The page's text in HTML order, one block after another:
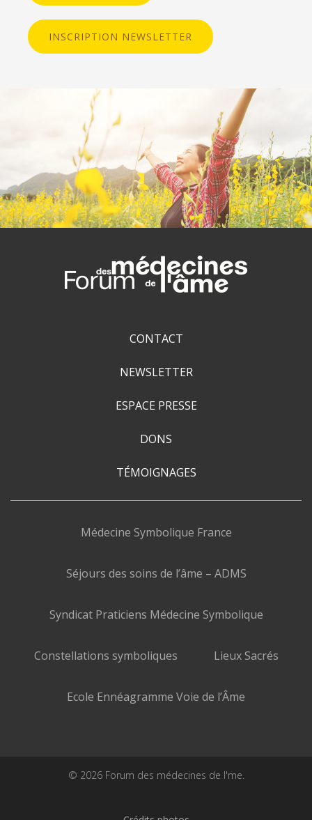
INSCRIPTION NEWSLETTER
CONTACT
NEWSLETTER
ESPACE PRESSE
DONS
TÉMOIGNAGES
Médecine Symbolique France
Séjours des soins de l’âme – ADMS
Syndicat Praticiens Médecine Symbolique
Constellations symboliques Lieux Sacrés
Ecole Ennéagramme Voie de l’Âme
© 2026 Forum des médecines de l'me.